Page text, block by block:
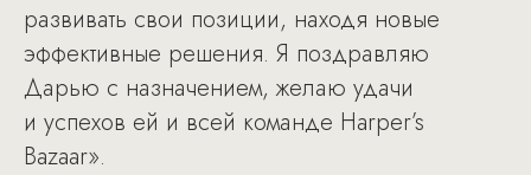
развивать свои позиции, находя новые
эффективные решения. Я поздравляю
Дарью с назначением, желаю удачи
и успехов ей и всей команде Harper’s
Bazaar».